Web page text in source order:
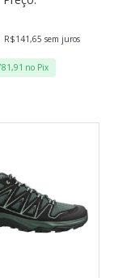
R$141,65 sem juros
no Pix